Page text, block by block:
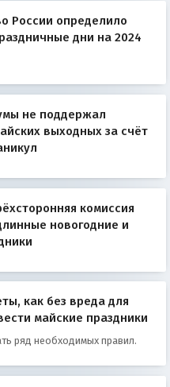
России определило
дни на 2024
не поддержал
выходных за счёт
комиссия
новогодние и
как без вреда для
майские праздники
ряд необходимых правил.